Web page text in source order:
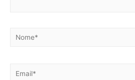
Nome*
Email*